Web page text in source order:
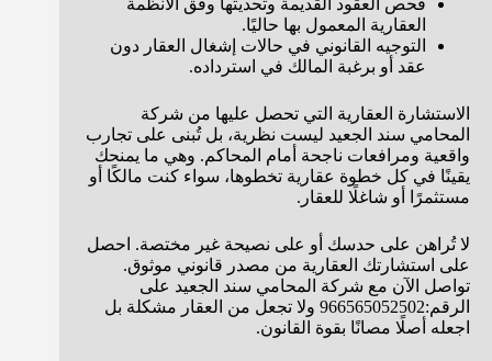
العقارية المعمول بها حاليًا.
التوجيه القانوني في حالات إشغال العقار دون
عقد أو برغبة المالك في استرداده.
الاستشارة العقارية التي تحصل عليها من شركة
المحامي سند الجعيد ليست نظرية، بل تُبنى على تجارب
واقعية ومرافعات ناجحة أمام المحاكم. وهي ما يمنحك
يقينًا في كل خطوة عقارية تخطوها، سواء كنت مالكًا أو
مستثمرًا أو شاغلًا للعقار.
لا تُراهن على حدسك أو على نصيحة غير مختصة. احصل
على استشارتك العقارية من مصدر قانوني موثوق.
تواصل الآن مع شركة المحامي سند الجعيد على
الرقم:966565052502 ولا تجعل من العقار مشكلة بل
اجعله أصلًا مصانًا بقوة القانون.